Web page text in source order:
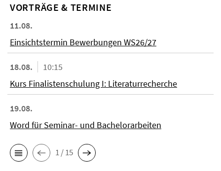
VORTRÄGE & TERMINE
11.08.
Einsichtstermin Bewerbungen WS26/27
18.08.
10:15
Kurs Finalistenschulung I: Literaturrecherche
19.08.
Word für Seminar- und Bachelorarbeiten
1 / 15